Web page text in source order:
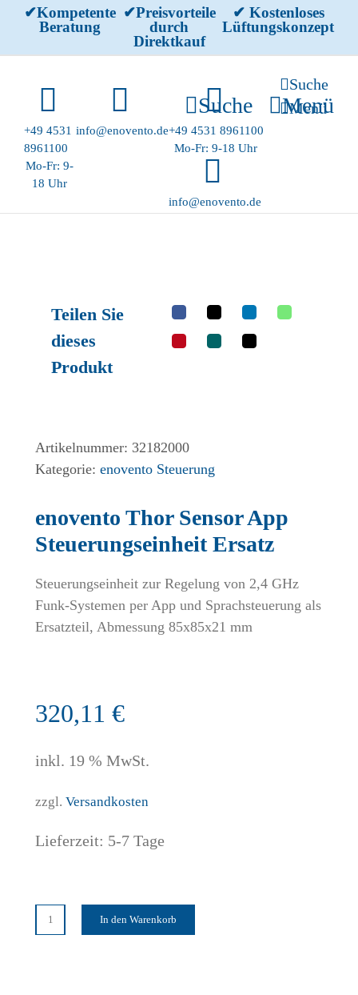
Skip
content
✔Kompetente
Beratung
✔Preisvorteile
durch
Direktkauf
✔ Kostenloses
Lüftungskonzept
+49 4531
8961100
Mo-Fr: 9-
18 Uhr
info@enovento.de+49 4531 8961100
Mo-Fr: 9-18 Uhr
info@enovento.de
Suche
Menü
Menü
Suche
Teilen Sie
dieses
Produkt
Artikelnummer: 32182000
Kategorie:enovento Steuerung
enovento Thor Sensor App
Steuerungseinheit Ersatz
Steuerungseinheit zur Regelung von 2,4 GHz
Funk-Systemen per App und Sprachsteuerung als
Ersatzteil, Abmessung 85x85x21 mm
320,11€
inkl. 19 % MwSt.
zzgl.Versandkosten
Lieferzeit: 5-7 Tage
In den Warenkorb